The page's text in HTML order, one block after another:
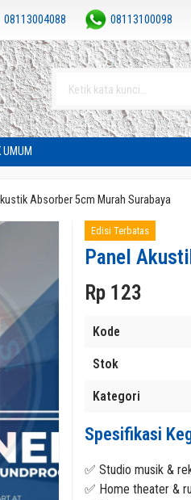
08113004088 08113100098
UMUM
Absorber 5cm Murah Surabaya
Edisi Terbatas
Panel
Rp 123
Kode
Stok
Kategori
Spesifikasi
✅ Studio musik &
✅ Home theater &